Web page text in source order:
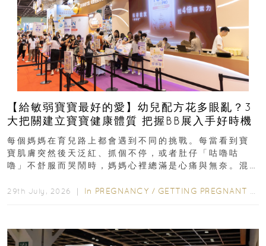
【給敏弱寶寶最好的愛】幼兒配方花多眼亂？3
大把關建立寶寶健康體質 把握BB展入手好時機
每個媽媽在育兒路上都會遇到不同的挑戰。每當看到寶
寶肌膚突然後天泛紅、抓個不停，或者肚仔「咕嚕咕
嚕」不舒服而哭鬧時，媽媽心裡總滿是心痛與無奈。混
29th July, 2026 ｜ In PREGNANCY / GETTING PREGNANT